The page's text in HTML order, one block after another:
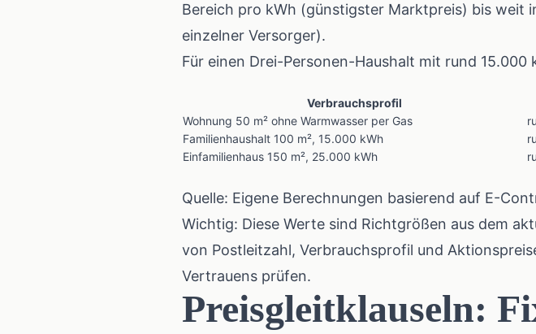
Bereich pro kWh (günstigster Marktpreis) bis weit
einzelner Versorger).
Für einen Drei-Personen-Haushalt mit rund
Verbrauchsprofil
Wohnung 50 m² ohne Warmwasser per Gas
Familienhaushalt 100 m², 15.000 kWh
Einfamilienhaus 150 m², 25.000 kWh
Quelle: Eigene Berechnungen basierend auf E-
Wichtig: Diese Werte sind Richtgrößen aus dem
von Postleitzahl, Verbrauchsprofil und
Vertrauens prüfen.
Preisgleitklauseln: